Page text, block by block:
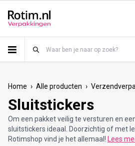
Home › Alle producten ›
Sluitstickers
Om een pakket veilig te versturen en
sluitstickers ideaal. Doorzichtig of met
Rotimshop vind je het allemaal! Lees